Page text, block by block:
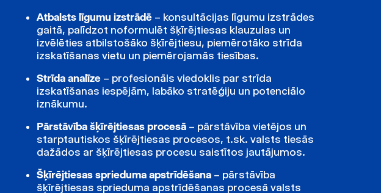
Atbalsts līgumu izstrādē – konsultācijas līgumu izstrādes
gaitā, palīdzot noformulēt šķīrējtiesas klauzulas un
izvēlēties atbilstošāko šķīrējtiesu, piemērotāko strīda
izskatīšanas vietu un piemērojamās tiesības.
Strīda analīze – profesionāls viedoklis par strīda
izskatīšanas iespējām, labāko stratēģiju un potenciālo
iznākumu.
Pārstāvība šķīrējtiesas procesā – pārstāvība vietējos un
starptautiskos šķīrējtiesas procesos, t.sk. valsts tiesās
dažādos ar šķīrējtiesas procesu saistītos jautājumos.
Šķīrējtiesas sprieduma apstrīdēšana – pārstāvība
šķīrējtiesas sprieduma apstrīdēšanas procesā valsts